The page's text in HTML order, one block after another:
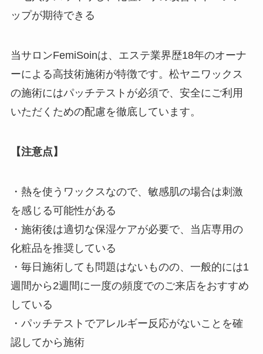
ップが期待できる
当サロンFemiSoinは、エステ業界歴18年のオーナ
ーによる高技術施術が特徴です。松ヤニワックス
の施術にはパッチテストが必須で、安全にご利用
いただくための配慮を徹底しています。
【注意点】
・熱を使うワックスなので、敏感肌の場合は刺激
を感じる可能性がある
・施術後は適切な保湿ケアが必要で、当店専用の
化粧品を推奨している
・毎日施術しても問題はないものの、一般的には1
週間から2週間に一度の頻度でのご来店をおすすめ
している
・パッチテストでアレルギー反応がないことを確
認してから施術